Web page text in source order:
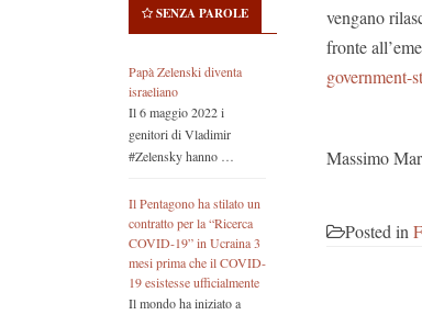
SENZA PAROLE
Papà Zelenski diventa
israeliano
Il 6 maggio 2022 i
genitori di Vladimir
#Zelensky hanno …
Il Pentagono ha stilato un
contratto per la “Ricerca
COVID-19” in Ucraina 3
mesi prima che il COVID-
19 esistesse ufficialmente
Il mondo ha iniziato a
vengano
fronte
government-
Massimo
Posted in